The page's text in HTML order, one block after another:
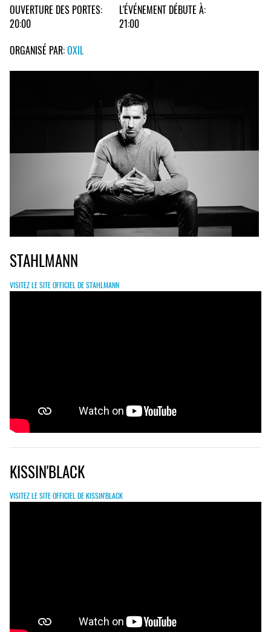
OUVERTURE DES PORTES:
20:00
L'ÉVÉNEMENT DÉBUTE À:
21:00
ORGANISÉ PAR:OXIL
STAHLMANN
VISITEZ LE SITE OFFICIEL DE STAHLMANN
KISSIN'BLACK
VISITEZ LE SITE OFFICIEL DE KISSIN'BLACK